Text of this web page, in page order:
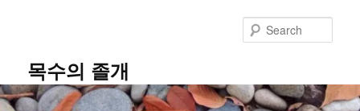
content목수의 졸개